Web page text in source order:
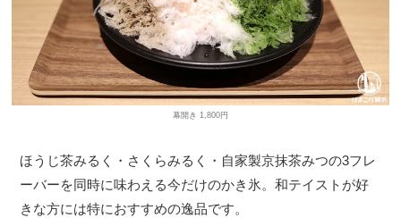
幕開き 1,800円
ほうじ茶みるく・さくらみるく・自家製京抹茶みつの3フレ
ーバーを同時に味わえる今だけのかき氷。和テイストが好
きな方には特におすすめの逸品です。